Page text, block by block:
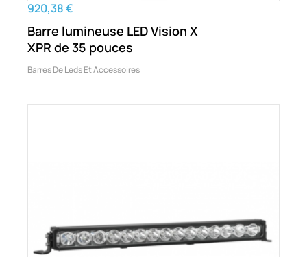
920,38 €
Barre lumineuse LED Vision X
XPR de 35 pouces
Barres De Leds Et Accessoires